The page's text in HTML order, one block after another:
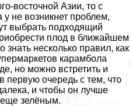
восточной Азии, то с
не возникнет проблем,
выбрать подходящий
плод в ближайшем
знать несколько правил, как
карамбола
но можно встретить и
первую очередь с тем, что
и чтобы он лучше
еще зелёным.